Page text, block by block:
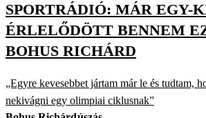
SPORTRÁDIÓ: MÁR EGY-
ÉRLELŐDÖTT BENNEM
BOHUS RICHÁRD
„Egyre kevesebbet jártam már le és tudtam,
nekivágni egy olimpiai ciklusnak”